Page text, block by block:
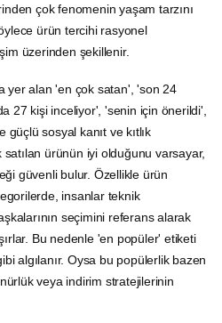
çok fenomenin yaşam tarzını
ürün tercihi rasyonel
üzerinden şekillenir.
yer alan 'en çok satan', 'son 24
27 kişi inceliyor', 'senin için önerildi',
sosyal kanıt ve kıtlık
satılan ürünün iyi olduğunu varsayar,
güvenli bulur. Özellikle ürün
insanlar teknik
seçimini referans alarak
Bu nedenle 'en popüler' etiketi
algılanır. Oysa bu popülerlik bazen
veya indirim stratejilerinin